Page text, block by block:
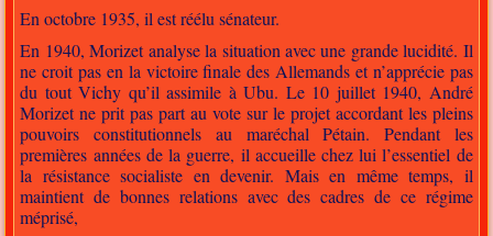
En octobre 1935, il est réélu sénateur.
En 1940, Morizet analyse la situation avec une grande lucidité. Il
ne croit pas en la victoire finale des Allemands et n’apprécie pas
du tout Vichy qu’il assimile à Ubu. Le 10 juillet 1940, André
Morizet ne prit pas part au vote sur le projet accordant les pleins
pouvoirs constitutionnels au maréchal Pétain. Pendant les
premières années de la guerre, il accueille chez lui l’essentiel de
la résistance socialiste en devenir. Mais en même temps, il
maintient de bonnes relations avec des cadres de ce régime
méprisé,